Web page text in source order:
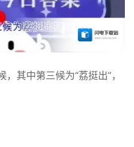
其中第三候为“荔挺出”，